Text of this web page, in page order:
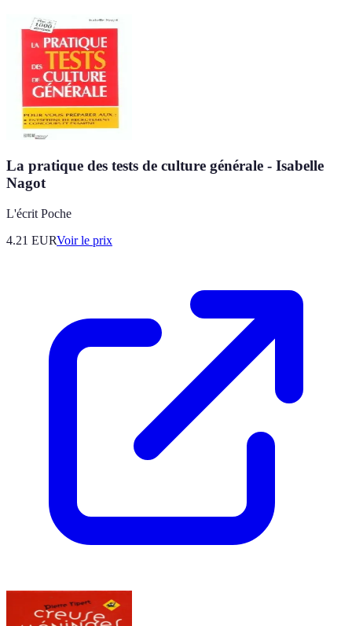
La pratique des tests de culture générale - Isabelle
Nagot
L'écrit Poche
4.21 EURVoir le prix